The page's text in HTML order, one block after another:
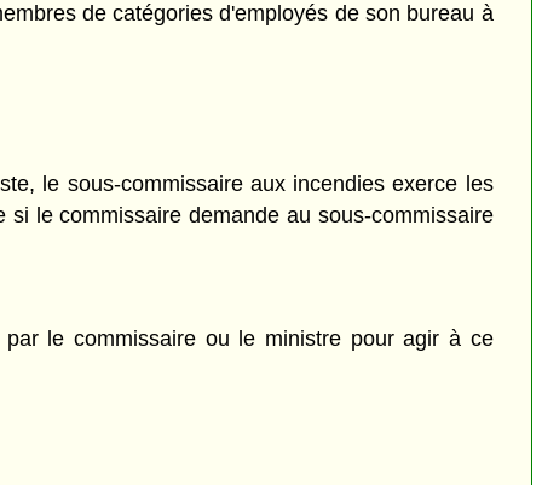
de catégories d'employés de son bureau à
le sous-commissaire aux incendies exerce les
le commissaire demande au sous-commissaire
le commissaire ou le ministre pour agir à ce